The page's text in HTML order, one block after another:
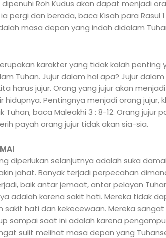
dipenuhi Roh Kudus akan dapat menjadi
pergi dan berada, baca Kisah para Rasul
masa depan yang indah didalam
karakter yang tidak kalah penting
Tuhan. Jujur dalam hal apa? Jujur
harus jujur. Orang yang jujur akan
hidupnya. Pentingnya menjadi orang
Tuhan, baca Maleakhi 3 : 8-12. Orang
payah orang jujur tidak akan sia-sia.
diperlukan selanjutnya adalah suka
jahat. Banyak terjadi perpecahan
baik antar jemaat, antar pelayan
adalah karena sakit hati. Mereka tidak
sakit hati dan kekecewaan. Mereka
sampai saat ini adalah karena
sulit melihat masa depan yang